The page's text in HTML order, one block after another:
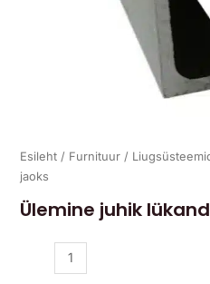
Esileht/ Furnituur/
jaoks
Ülemine juhik